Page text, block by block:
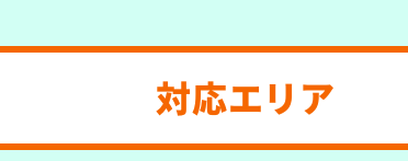
対応エリア